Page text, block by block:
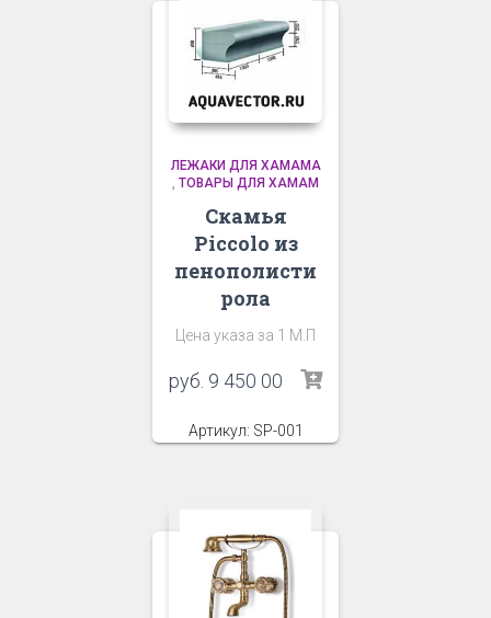
ЛЕЖАКИ ДЛЯ ХАМАМА
ТОВАРЫ ДЛЯ ХАМАМ
Скамья
Piccolo из
пенополисти
рола
Цена указа за 1 М.П
руб. 9 450 00
Артикул: SP-001